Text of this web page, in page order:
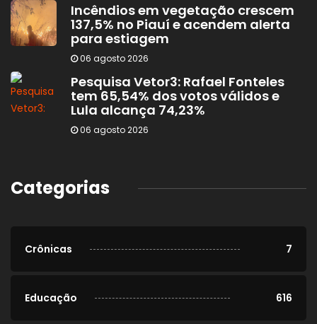
Incêndios em vegetação crescem
137,5% no Piauí e acendem alerta
para estiagem
06 agosto 2026
Pesquisa Vetor3: Rafael Fonteles
tem 65,54% dos votos válidos e
Lula alcança 74,23%
06 agosto 2026
Categorias
Crônicas 7
Educação 616